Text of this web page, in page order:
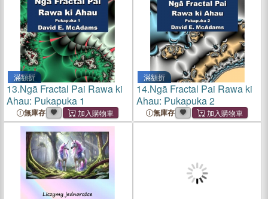
滿額折
13.Ngā Fractal Pai Rawa ki
Ahau: Pukapuka 1
無庫存
滿額折
14.Ngā Fractal Pai Rawa ki
Ahau: Pukapuka 2
無庫存